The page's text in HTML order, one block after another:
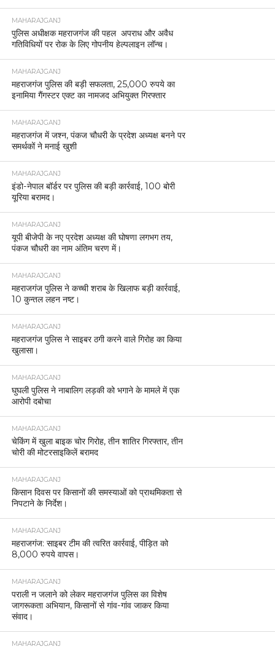
MAHARAJGANJ
पुलिस अधीक्षक महराजगंज की पहल अपराध और अवैध
गतिविधियों पर रोक के लिए गोपनीय हेल्पलाइन लॉन्च।
MAHARAJGANJ
महराजगंज पुलिस की बड़ी सफलता, 25,000 रुपये का
इनामिया गैंगस्टर एक्ट का नामजद अभियुक्त गिरफ्तार
MAHARAJGANJ
महराजगंज में जश्न, पंकज चौधरी के प्रदेश अध्यक्ष बनने पर
समर्थकों ने मनाई खुशी
MAHARAJGANJ
इंडो-नेपाल बॉर्डर पर पुलिस की बड़ी कार्रवाई, 100 बोरी
यूरिया बरामद।
MAHARAJGANJ
यूपी बीजेपी के नए प्रदेश अध्यक्ष की घोषणा लगभग तय,
पंकज चौधरी का नाम अंतिम चरण में।
MAHARAJGANJ
महराजगंज पुलिस ने कच्ची शराब के खिलाफ बड़ी कार्रवाई,
10 कुन्तल लहन नष्ट।
MAHARAJGANJ
महराजगंज पुलिस ने साइबर ठगी करने वाले गिरोह का किया
खुलासा।
MAHARAJGANJ
घुघली पुलिस ने नाबालिग लड़की को भगाने के मामले में एक
आरोपी दबोचा
MAHARAJGANJ
चेकिंग में खुला बाइक चोर गिरोह, तीन शातिर गिरफ्तार, तीन
चोरी की मोटरसाइकिलें बरामद
MAHARAJGANJ
किसान दिवस पर किसानों की समस्याओं को प्राथमिकता से
निपटाने के निर्देश।
MAHARAJGANJ
महराजगंज: साइबर टीम की त्वरित कार्रवाई, पीड़ित को
8,000 रुपये वापस।
MAHARAJGANJ
पराली न जलाने को लेकर महराजगंज पुलिस का विशेष
जागरूकता अभियान, किसानों से गांव-गांव जाकर किया
संवाद।
MAHARAJGANJ